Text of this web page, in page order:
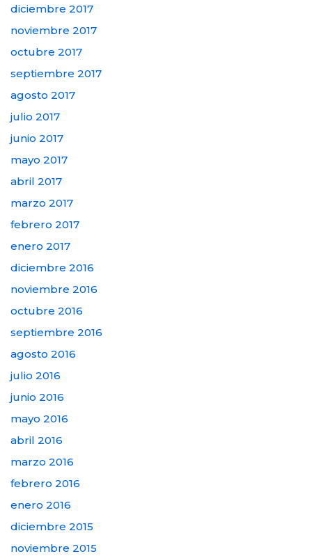
diciembre 2017
noviembre 2017
octubre 2017
septiembre 2017
agosto 2017
julio 2017
junio 2017
mayo 2017
abril 2017
marzo 2017
febrero 2017
enero 2017
diciembre 2016
noviembre 2016
octubre 2016
septiembre 2016
agosto 2016
julio 2016
junio 2016
mayo 2016
abril 2016
marzo 2016
febrero 2016
enero 2016
diciembre 2015
noviembre 2015